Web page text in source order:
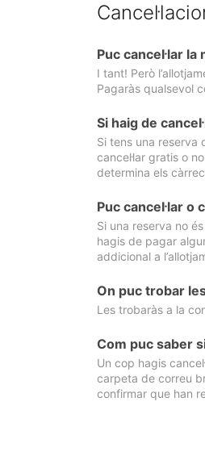
Puc cancel·lar
I tant! Però
Pagaràs qualsevol
Si haig de
Si tens una reserva
cancel·lar gratis o
determina els
Puc cancel·lar
Si una reserva no
hagis de pagar
addicional a
On puc trobar
Les trobaràs a la
Com puc saber
Un cop hagis
carpeta de correu
confirmar que han